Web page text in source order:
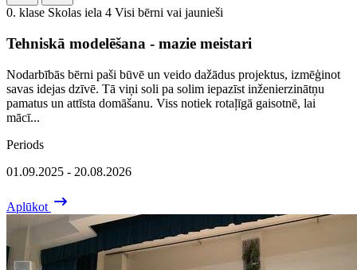
0. klase Skolas iela 4 Visi bērni vai jaunieši
Tehniskā modelēšana - mazie meistari
Nodarbībās bērni paši būvē un veido dažādus projektus, izmēģinot
savas idejas dzīvē. Tā viņi soli pa solim iepazīst inženierzinātņu
pamatus un attīsta domāšanu. Viss notiek rotaļīgā gaisotnē, lai
mācī...
Periods
01.09.2025 - 20.08.2026
Aplūkot